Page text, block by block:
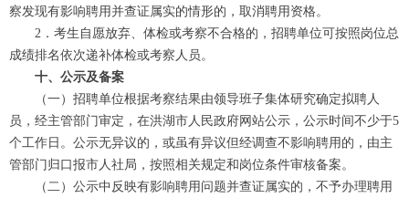
察发现有影响聘用并查证属实的情形的，取消聘用资格。
2．考生自愿放弃、体检或考察不合格的，招聘单位可按照岗位总
成绩排名依次递补体检或考察人员。
十、公示及备案
（一）招聘单位根据考察结果由领导班子集体研究确定拟聘人
员，经主管部门审定，在洪湖市人民政府网站公示，公示时间不少于5
个工作日。公示无异议的，或虽有异议但经调查不影响聘用的，由主
管部门归口报市人社局，按照相关规定和岗位条件审核备案。
（二）公示中反映有影响聘用问题并查证属实的，不予办理聘用